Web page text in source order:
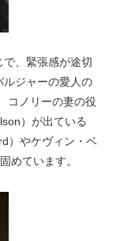
、緊張感が途切
ルジャーの愛人の
コノリーの妻の役
）が出ている
）やケヴィン・ベ
めています。